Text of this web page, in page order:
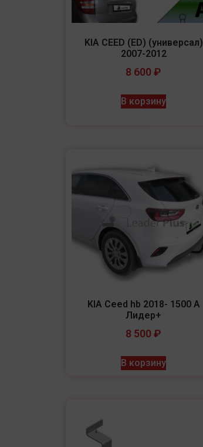
KIA CEED (ED) (универсал)
2007-2012
8 600 ₽
В корзину
KIA Ceed hb 2018- 1500 А
Лидер+
8 500 ₽
В корзину